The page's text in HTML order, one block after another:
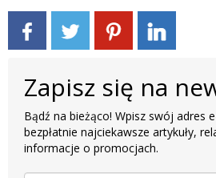
Zapisz się na
Bądź na bieżąco! Wpisz swój adres
bezpłatnie najciekawsze artykuły,
informacje o promocjach.